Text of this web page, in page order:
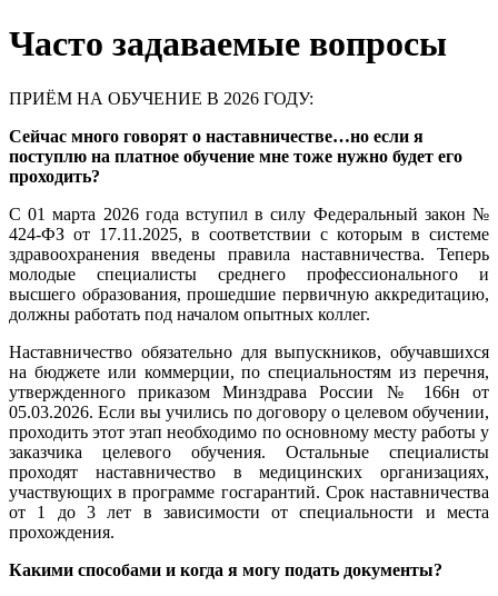
Часто задаваемые вопросы
ПРИЁМ НА ОБУЧЕНИЕ В 2026 ГОДУ:
Сейчас много говорят о наставничестве…но если я
поступлю на платное обучение мне тоже нужно будет его
проходить?
С 01 марта 2026 года вступил в силу Федеральный закон №
424-ФЗ от 17.11.2025, в соответствии с которым в системе
здравоохранения введены правила наставничества. Теперь
молодые специалисты среднего профессионального и
высшего образования, прошедшие первичную аккредитацию,
должны работать под началом опытных коллег.
Наставничество обязательно для выпускников, обучавшихся
на бюджете или коммерции, по специальностям из перечня,
утвержденного приказом Минздрава России № 166н от
05.03.2026. Если вы учились по договору о целевом обучении,
проходить этот этап необходимо по основному месту работы у
заказчика целевого обучения. Остальные специалисты
проходят наставничество в медицинских организациях,
участвующих в программе госгарантий. Срок наставничества
от 1 до 3 лет в зависимости от специальности и места
прохождения.
Какими способами и когда я могу подать документы?